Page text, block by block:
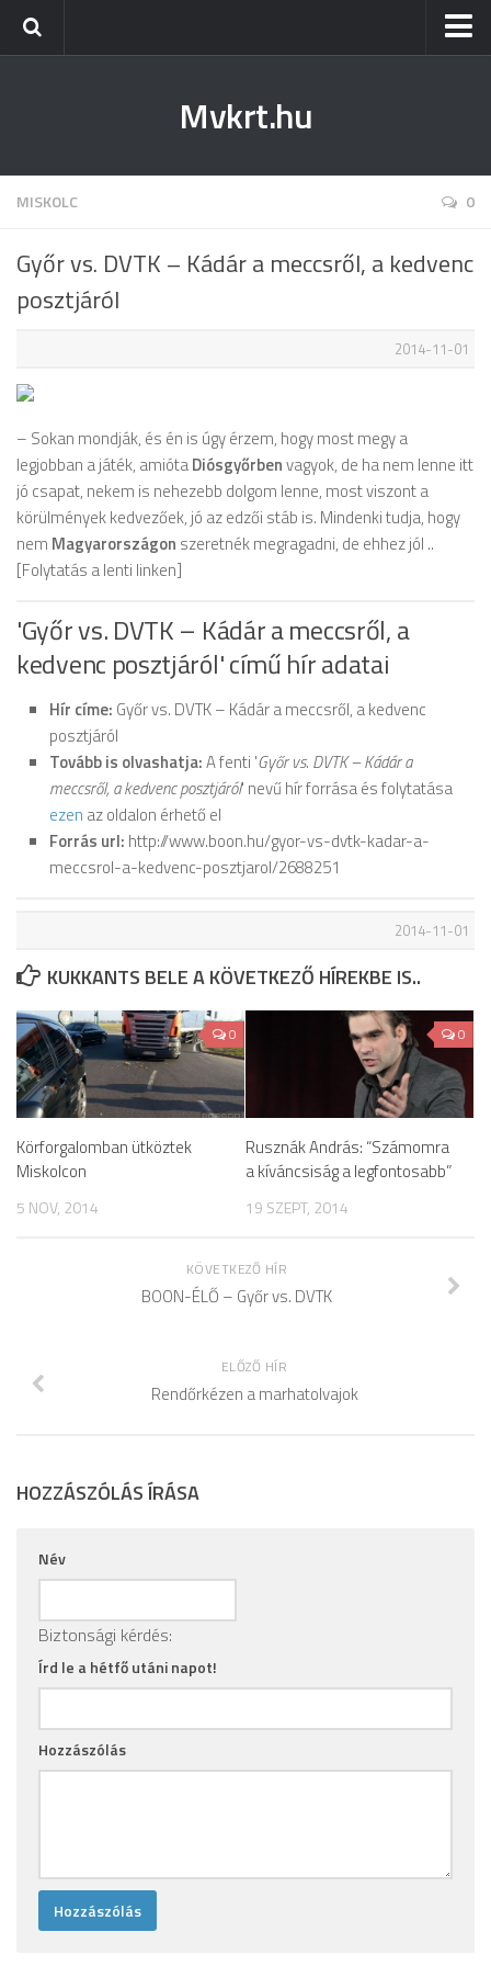
Tiszaújváros
Kazincbarcika
Belföld
Mvkrt.hu
MISKOLC 0
Győr vs. DVTK – Kádár a meccsről, a kedvenc
posztjáról
2014-11-01
– Sokan mondják, és én is úgy érzem, hogy most megy a
legjobban a játék, amiótaDiósgyőrbenvagyok, de ha nem lenne itt
jó csapat, nekem is nehezebb dolgom lenne, most viszont a
körülmények kedvezőek, jó az edzői stáb is. Mindenki tudja, hogy
nem Magyarországon szeretnék megragadni, de ehhez jól ..
[Folytatás a lenti linken]
'Győr vs. DVTK – Kádár a meccsről, a
kedvenc posztjáról' című hír adatai
Hír címe: Győr vs. DVTK – Kádár a meccsről, a kedvenc
posztjáról
Tovább is olvashatja:A fenti 'Győr vs. DVTK – Kádár a
meccsről, a kedvenc posztjáról' nevű hír forrása és folytatása
ezen az oldalon érhető el
Forrás url: http://www.boon.hu/gyor-vs-dvtk-kadar-a-
meccsrol-a-kedvenc-posztjarol/2688251
2014-11-01
KUKKANTS BELE A KÖVETKEZŐ HÍREKBE IS..
0
Körforgalomban ütköztek
Miskolcon
5 NOV, 2014
0
Rusznák András: “Számomra
a kíváncsiság a legfontosabb”
19 SZEPT, 2014
KÖVETKEZŐ HÍR
BOON-ÉLŐ – Győr vs. DVTK
ELŐZŐ HÍR
Rendőrkézen a marhatolvajok
HOZZÁSZÓLÁS ÍRÁSA
Név
Biztonsági kérdés:
Írd le a hétfő utáni napot!
Hozzászólás